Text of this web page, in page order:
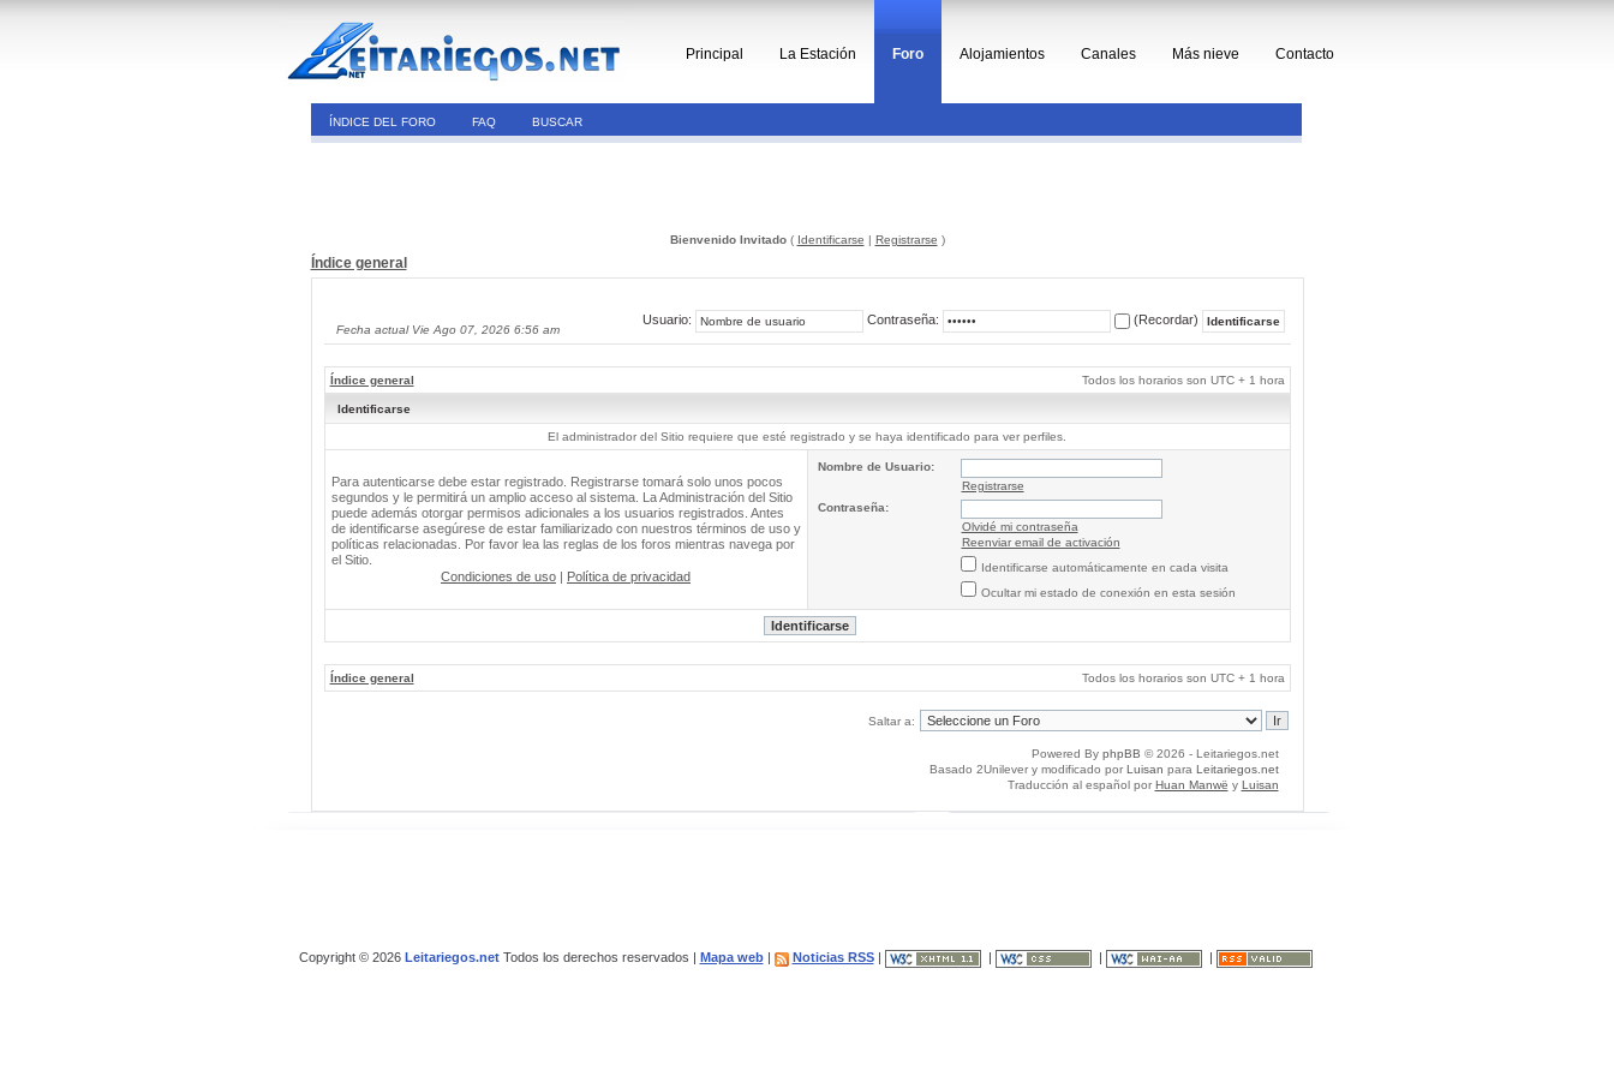
Principal La Estación Foro Alojamientos Canales Más nieve Contacto
ÍNDICE DEL FORO FAQ BUSCAR
Bienvenido Invitado( Identificarse | Registrarse )
Índice general
Fecha actual Vie Ago 07, 2026 6:56 am
Usuario: Contraseña: (Recordar)
Índice general Todos los horarios son UTC + 1 hora
Identificarse
El administrador del Sitio requiere que esté registrado y se haya identificado para ver perfiles.
Para autenticarse debe estar registrado. Registrarse tomará solo unos pocos
segundos y le permitirá un amplio acceso al sistema. La Administración del Sitio
puede además otorgar permisos adicionales a los usuarios registrados. Antes
de identificarse asegúrese de estar familiarizado con nuestros términos de uso y
políticas relacionadas. Por favor lea las reglas de los foros mientras navega por
el Sitio.
Condiciones de uso | Política de privacidad
Nombre de Usuario:
Registrarse
Contraseña:
Olvidé mi contraseña
Reenviar email de activación
Identificarse automáticamente en cada visita
Ocultar mi estado de conexión en esta sesión
Índice general Todos los horarios son UTC + 1 hora
Saltar a:
Powered By phpBB © 2026 - Leitariegos.net
Basado 2Unilever y modificado por Luisan para Leitariegos.net
Traducción al español por Huan Manwë y Luisan
Copyright © 2026 Leitariegos.netTodos los derechos reservados | Mapa web| Noticias RSS|